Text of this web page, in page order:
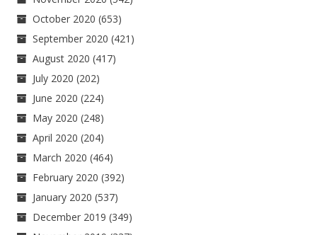
October 2020 (653)
September 2020 (421)
August 2020 (417)
July 2020 (202)
June 2020 (224)
May 2020 (248)
April 2020 (204)
March 2020 (464)
February 2020 (392)
January 2020 (537)
December 2019 (349)